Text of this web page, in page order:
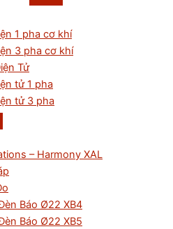
1 pha cơ khí
3 pha cơ khí
Tử
tử 1 pha
tử 3 pha
– Harmony XAL
Báo Ø22 XB4
Báo Ø22 XB5